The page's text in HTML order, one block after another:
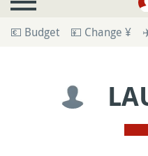
💶 Budget 💴 Change ¥